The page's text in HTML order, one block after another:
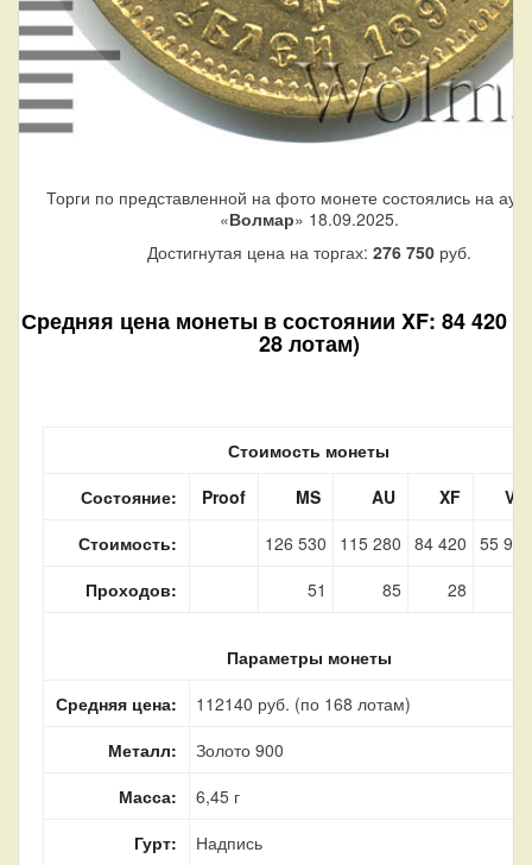
Торги по представленной на фото монете состоялись на
«Волмар» 18.09.2025.
Достигнутая цена на торгах: 276 750руб.
Средняя цена монеты в состоянии XF: 84 420
28 лотам)
Стоимость монеты
Состояние:
Proof MS AU XF
VF
Стоимость:
126 530 115 280 84 420 55 930
Проходов:
51 85 28
Параметры монеты
Средняя цена:
112140 руб. (по 168 лотам)
Металл:
Золото 900
Масса:
6,45 г
Гурт:
Надпись